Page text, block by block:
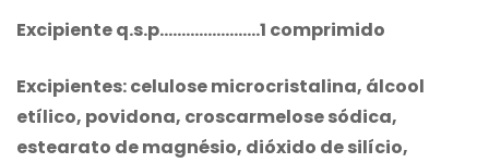
Excipiente q.s.p…………………..1 comprimido
Excipientes: celulose microcristalina, álcool
etílico, povidona, croscarmelose sódica,
estearato de magnésio, dióxido de silício,